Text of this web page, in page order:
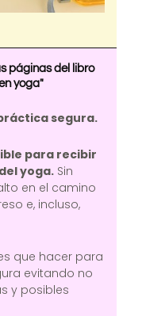
páginas del libro
yoga"
segura.
para recibir
yoga.Sin
en el camino
e, incluso,
que hacer para
evitando no
y posibles